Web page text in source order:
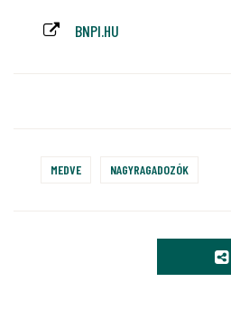
BNPI.HU
MEDVE NAGYRAGADOZÓK